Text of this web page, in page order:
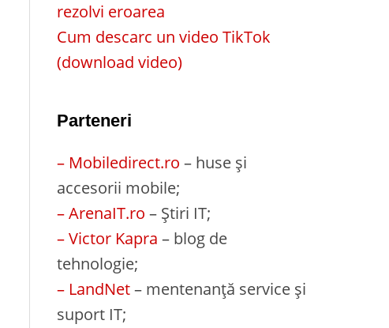
rezolvi eroarea
Cum descarc un video TikTok
(download video)
Parteneri
– Mobiledirect.ro – huse și
accesorii mobile;
– ArenaIT.ro – Știri IT;
– Victor Kapra – blog de
tehnologie;
– LandNet– mentenanță service și
suport IT;